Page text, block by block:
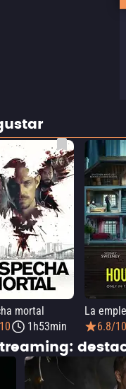
mortal
1h53min
La
6.8/10